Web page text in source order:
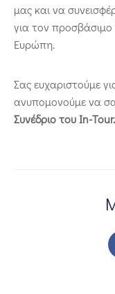
μας και να
για τον προσβάσιμο
Ευρώπη.
Σας ευχαριστούμε
ανυπομονούμε να
Συνέδριοτου In-Tour.